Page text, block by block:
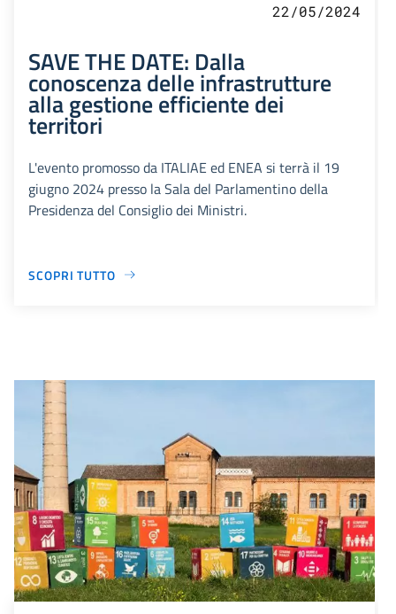
22/05/2024
SAVE THE DATE: Dalla
conoscenza delle infrastrutture
alla gestione efficiente dei
territori
L'evento promosso da ITALIAE ed ENEA si terrà il 19
giugno 2024 presso la Sala del Parlamentino della
Presidenza del Consiglio dei Ministri.
SCOPRI TUTTO